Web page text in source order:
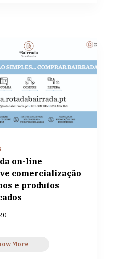
on-line
comercialização
e produtos
More